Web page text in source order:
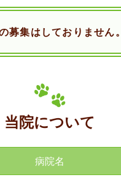
募集はしておりません。
当院について
病院名